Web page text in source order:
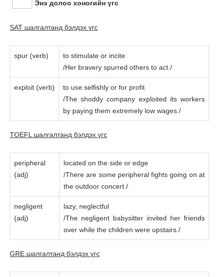
Энэ долоо хоногийн үгc
SAT шалгалтанд бэлдэх үгc
spur (verb)
to stimulate or incite
/Her bravery spurred others to act./
exploit (verb)
to use selfishly or for profit
/The shoddy company exploited its workers
by paying them extremely low wages./
TOEFL шалгалтанд бэлдэх үгc
peripheral
(adj)
located on the side or edge
/There are some peripheral fights going on at
the outdoor concert./
negligent
(adj)
lazy, neglectful
/The negligent babysitter invited her friends
over while the children were upstairs./
GRE шалгалтанд бэлдэх үгc